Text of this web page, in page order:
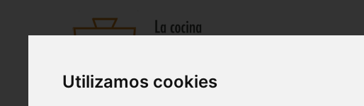
Utilizamos cookies